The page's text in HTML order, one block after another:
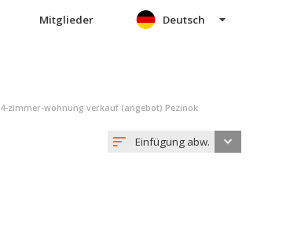
Mitglieder Deutsch
4-zimmer-wohnung verkauf (angebot) Pezinok
Einfügung abw.